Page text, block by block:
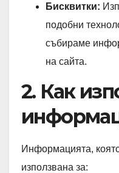
Бисквитки:
подобни
събираме
на сайта.
2. Как
Информацията,
използвана за: